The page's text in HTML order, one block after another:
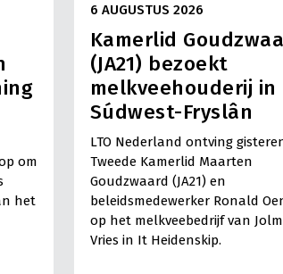
om
het
6 AUGUSTUS 2026
Kamerlid
(JA21) bezoekt
melkveehouderij in
Súdwest-Fryslân
LTO Nederland ontving
Tweede Kamerlid Maarten
Goudzwaard (JA21) en
beleidsmedewerker Ronald
op het melkveebedrijf van
Vries in It Heidenskip.